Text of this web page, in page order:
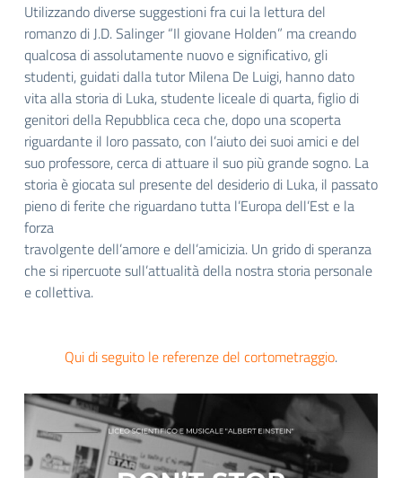
Utilizzando diverse suggestioni fra cui la lettura del
romanzo di J.D. Salinger “Il giovane Holden” ma creando
qualcosa di assolutamente nuovo e significativo, gli
studenti, guidati dalla tutor Milena De Luigi, hanno dato
vita allastoria di Luka, studente liceale di quarta, figlio di
genitori della Repubblica ceca che, dopo una scoperta
riguardante il loro passato, con l’aiuto dei suoi amici e del
suo professore, cerca di attuare il suo più grande sogno. La
storia è giocata sul presente del desiderio di Luka, il passato
pieno di ferite che riguardano tutta l’Europa dell’Est e la
forza
travolgente dell’amore e dell’amicizia. Un grido di speranza
che si ripercuote sull’attualità della nostra storia personale
e collettiva.
Qui di seguito le referenze del cortometraggio.